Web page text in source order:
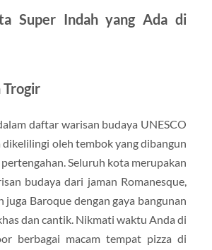
Super Indah yang Ada di
Trogir
daftar warisan budaya UNESCO
dikelilingi oleh tembok yang dibangun
Seluruh kota merupakan
budaya dari jaman Romanesque,
juga Baroque dengan gaya bangunan
dan cantik. Nikmati waktu Anda di
berbagai macam tempat pizza di